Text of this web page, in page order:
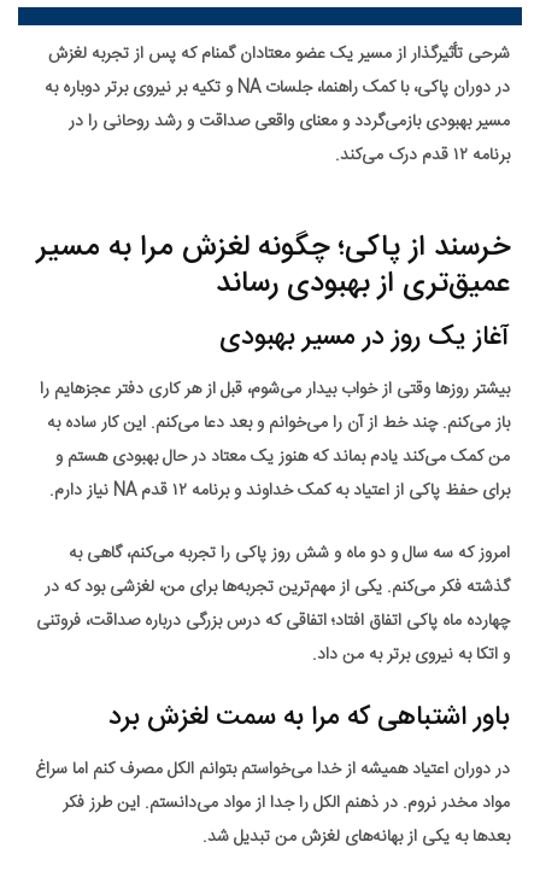
شرحی تأثیرگذار از مسیر یک عضو معتادان گمنام که پس از تجربه لغزش
در دوران پاکی، با کمک راهنما، جلسات NA و تکیه بر نیروی برتر دوباره به
مسیر بهبودی بازمی‌گردد و معنای واقعی صداقت و رشد روحانی را در
برنامه ۱۲ قدم درک می‌کند.
خرسند از پاکی؛ چگونه لغزش مرا به مسیر
عمیق‌تری از بهبودی رساند
آغاز یک روز در مسیر بهبودی
بیشتر روزها وقتی از خواب بیدار می‌شوم، قبل از هر کاری دفتر عجزهایم را
باز می‌کنم. چند خط از آن را می‌خوانم و بعد دعا می‌کنم. این کار ساده به
من کمک می‌کند یادم بماند که هنوز یکمعتاد در حال بهبودیهستم و
برای حفظ پاکی از اعتیادبه کمک خداوند و برنامه ۱۲ قدم NA نیاز دارم.
امروز که سه سال و دو ماه و شش روز پاکی را تجربه می‌کنم، گاهی به
گذشته فکر می‌کنم. یکی از مهم‌ترین تجربه‌ها برای من، لغزشی بود که در
چهارده ماه پاکی اتفاق افتاد؛ اتفاقی که درس بزرگی درباره صداقت، فروتنی
و اتکا به نیروی برتربه من داد.
باور اشتباهی که مرا به سمت لغزش برد
در دوران اعتیادهمیشه از خدا می‌خواستم بتوانم الکل مصرف کنم اما سراغ
مواد مخدر نروم. در ذهنم الکل را جدا از مواد می‌دانستم. این طرز فکر
بعدها به یکی از بهانه‌های لغزش من تبدیل شد.